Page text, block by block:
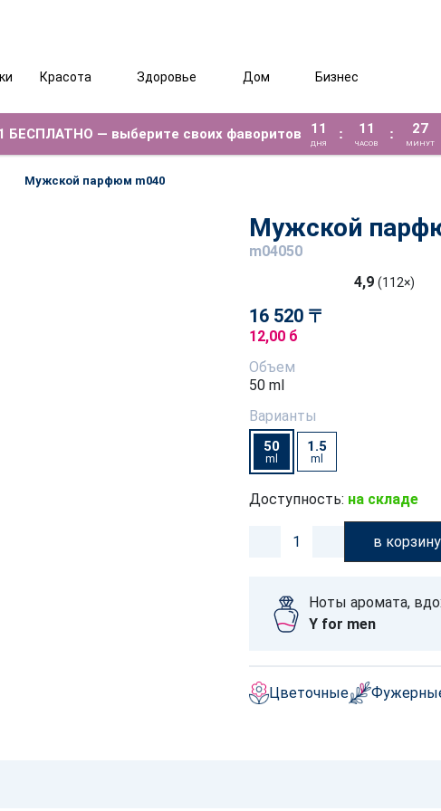
Красота Здоровье Дом Бизнес
БЕСПЛАТНО — выберите своих фаворитов 11
ДНЯ
: 11
ЧАСОВ
: 27
МИНУТ
Мужской парфюм m040
Мужской
m04050
4,9 (112×)
16 520 〒
12,00 б
Объем
50 ml
Варианты
50
ml
1.5
ml
Доступность: на складе
в корзину
Ноты аромата,
Y for men
Цветочные